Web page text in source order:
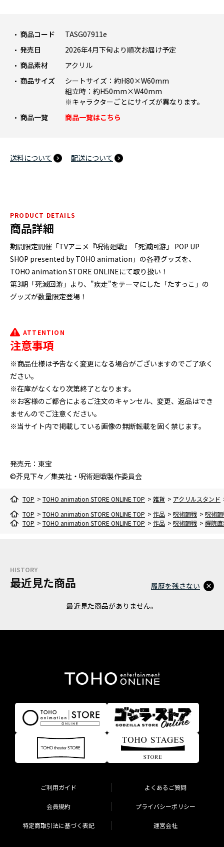
商品コード
TASG07911e
発売日
2026年4月下旬より順次お届け予定
商品素材
アクリル
商品サイズ
シートサイズ：約H80×W60mm
組立時：約H50mm×W40mm
※キャラクターごとにサイズが異なります。
商品一覧
商品一覧はこちら
送料について 配送について
PRODUCT DETAILS
商品詳細
期間限定開催「TVアニメ『呪術廻戦』「死滅回游」 POP UP
SHOP presented by TOHO animation」の各種グッズを、
TOHO animation STORE ONLINEにて取り扱い！
第3期「死滅回游」より、"疾走"をテーマにした「たすっこ」の
グッズが数量限定登場！
ATTENTION
注意事項
※商品仕様は予告なく変更になる場合がございますのでご了承く
ださい。
※在庫がなくなり次第終了となります。
※お客様のご都合によるご注文のキャンセル、変更、返品はでき
ませんのでご注意ください。
※当サイト内で掲載している画像の無断転載を固く禁じます。
発売元：東宝
©芥見下々／集英社・呪術廻戦製作委員会
TOP > TOHO animation STORE ONLINE TOP > 雑貨 > アクリルスタンド
TOP > TOHO animation STORE ONLINE TOP > 作品 > 呪術廻戦 > 呪術
TOP > TOHO animation STORE ONLINE TOP > 作品 > 呪術廻戦 > 禪院
HISTORY
最近見た商品
最近見た商品がありません。
履歴を残さない
ご利用ガイド よくあるご質問
会員規約 プライバシーポリシー
特定商取引法に基づく表記 運営会社